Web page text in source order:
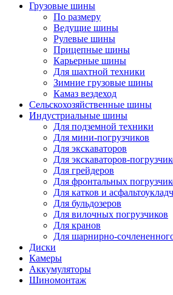
Грузовые шины
По размеру
Ведущие шины
Рулевые шины
Прицепные шины
Карьерные шины
Для шахтной техники
Зимние грузовые шины
Камаз вездеход
Сельскохозяйственные шины
Индустриальные шины
Для подземной техники
Для мини-погрузчиков
Для экскаваторов
Для экскаваторов-
Для грейдеров
Для фронтальных
Для катков и
Для бульдозеров
Для вилочных погрузчиков
Для кранов
Для шарнирно-
Диски
Камеры
Аккумуляторы
Шиномонтаж